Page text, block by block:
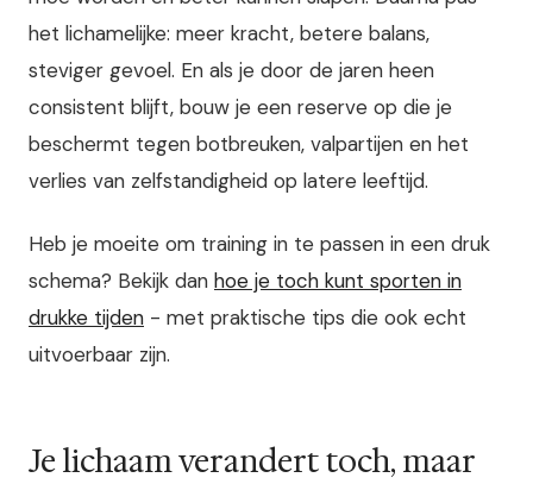
het lichamelijke: meer kracht, betere balans,
steviger gevoel. En als je door de jaren heen
consistent blijft, bouw je een reserve op die je
beschermt tegen botbreuken, valpartijen en het
verlies van zelfstandigheid op latere leeftijd.
Heb je moeite om training in te passen in een druk
schema? Bekijk dan hoe je toch kunt sporten in
drukke tijden - met praktische tips die ook echt
uitvoerbaar zijn.
Je lichaam verandert toch, maar